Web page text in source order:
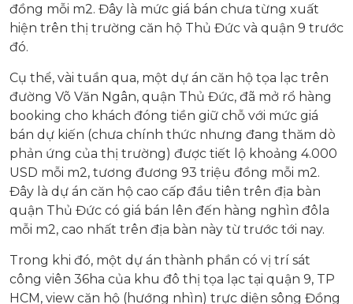
đồng mỗi m2. Đây là mức giá bán chưa từng xuất
hiện trên thị trường căn hộ Thủ Đức và quận 9 trước
đó.
Cụ thể, vài tuần qua, một dự án căn hộ tọa lạc trên
đường Võ Văn Ngân, quận Thủ Đức, đã mở rổ hàng
booking cho khách đóng tiền giữ chỗ với mức giá
bán dự kiến (chưa chính thức nhưng đang thăm dò
phản ứng của thị trường) được tiết lộ khoảng 4.000
USD mỗi m2, tương đương 93 triệu đồng mỗi m2.
Đây là dự án căn hộ cao cấp đầu tiên trên địa bàn
quận Thủ Đức có giá bán lên đến hàng nghìn đôla
mỗi m2, cao nhất trên địa bàn này từ trước tới nay.
Trong khi đó, một dự án thành phần có vị trí sát
công viên 36ha của khu đô thị tọa lạc tại quận 9, TP
HCM, view căn hộ (hướng nhìn) trực diện sông Đồng